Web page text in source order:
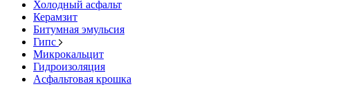
Холодный асфальт
Керамзит
Битумная эмульсия
Гипс
Микрокальцит
Гидроизоляция
Асфальтовая крошка